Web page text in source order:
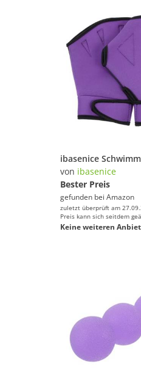
von ibasenice
Bester Preis
gefunden bei Amazon
zuletzt überprüft am
Preis kann sich seitdem
Keine weiteren